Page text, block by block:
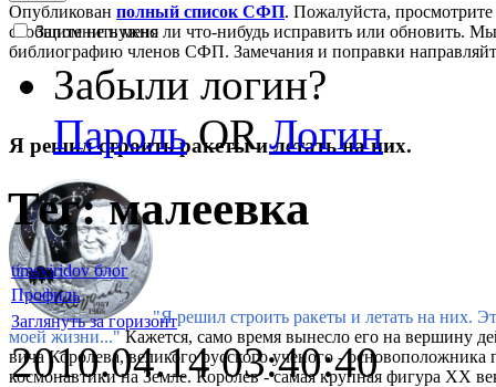
Опубликован полный список СФП. Пожалуйста,
сообщите не нужно ли что-нибудь исправить или обновить.
библиографию членов СФП. Замечания и поправки
Я решил строить ракеты и летать на них.
"Я решил строить ракеты и летать на них.
моей жизни..." Кажется, само время вынесло его на вершину
вича Королева, великого русского ученого - основоположника
космонавтики на Земле. Королев - самая крупная фигура XX
Запомнить меня
Забыли логин?
ПарольORЛогин
Тег: малеевка
timsviridov блог
Профиль
Заглянуть за горизонт
2010.04.14 03:40:40